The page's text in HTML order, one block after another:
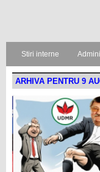
Stiri interne
ARHIVA PENTRU 9